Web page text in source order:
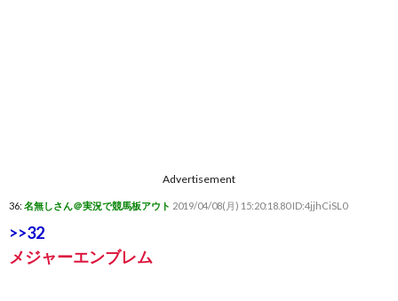
Advertisement
36: 名無しさん＠実況で競馬板アウト 2019/04/08(月) 15:20:18.80 ID:4jjhCiSL0
>>32
メジャーエンブレム